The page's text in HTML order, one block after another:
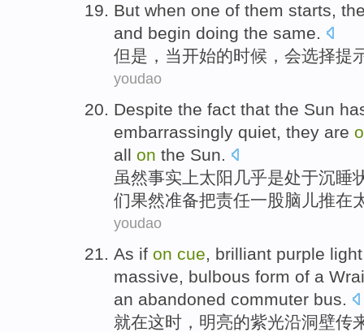
But when one of them starts,
and begin doing the same.
但是 ， 当开始的时候 ， 会选择提
youdao
Despite the fact that the Sun
embarrassingly quiet, they are
all on the Sun.
虽然事实上太阳 几乎是处于沉睡
们果然准备把责任一股脑儿推在
youdao
As if on cue, brilliant purple
massive, bulbous form of a
an abandoned commuter bus.
就在这时， 明亮的紫光沿洞壁传